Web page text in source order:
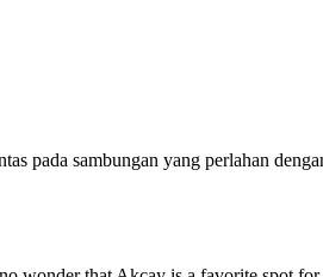
pada sambungan yang perlahan